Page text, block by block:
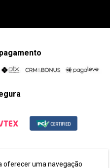
oferecer uma navegação